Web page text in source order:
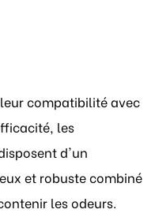
compatibilité avec
les
d'un
et robuste combiné
les odeurs.